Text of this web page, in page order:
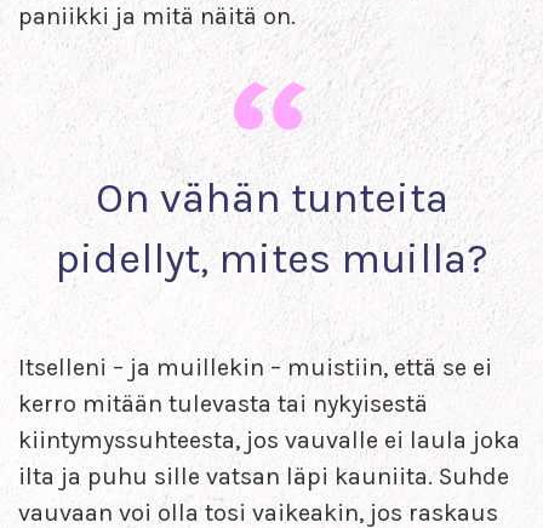
paniikki ja mitä näitä on.
On vähän tunteita
pidellyt, mites muilla?
Itselleni – ja muillekin – muistiin, että se ei
kerro mitään tulevasta tai nykyisestä
kiintymyssuhteesta, jos vauvalle ei laula joka
ilta ja puhu sille vatsan läpi kauniita. Suhde
vauvaan voi olla tosi vaikeakin, jos raskaus